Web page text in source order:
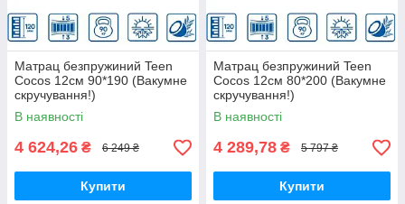
Матрац безпружиний Teen
Cocos 12см 90*190 (Вакумне
скручування!)
В наявності
4 624,26 ₴ 6 249 ₴
Купити
Матрац безпружиний Teen
Cocos 12см 80*200 (Вакумне
скручування!)
В наявності
4 289,78 ₴ 5 797 ₴
Купити